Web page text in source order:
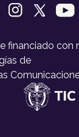
financiado con
de